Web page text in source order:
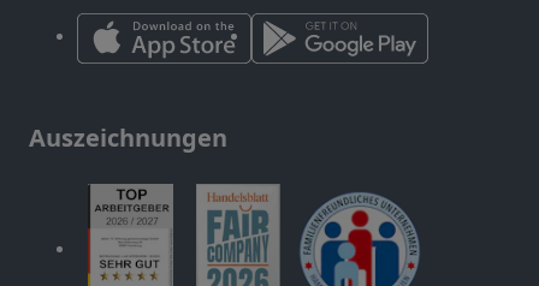
Auszeichnungen